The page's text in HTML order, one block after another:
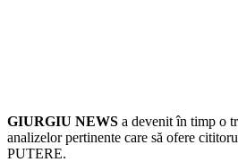
GIURGIU NEWS a devenit în timp o
analizelor pertinente care să ofere
PUTERE.